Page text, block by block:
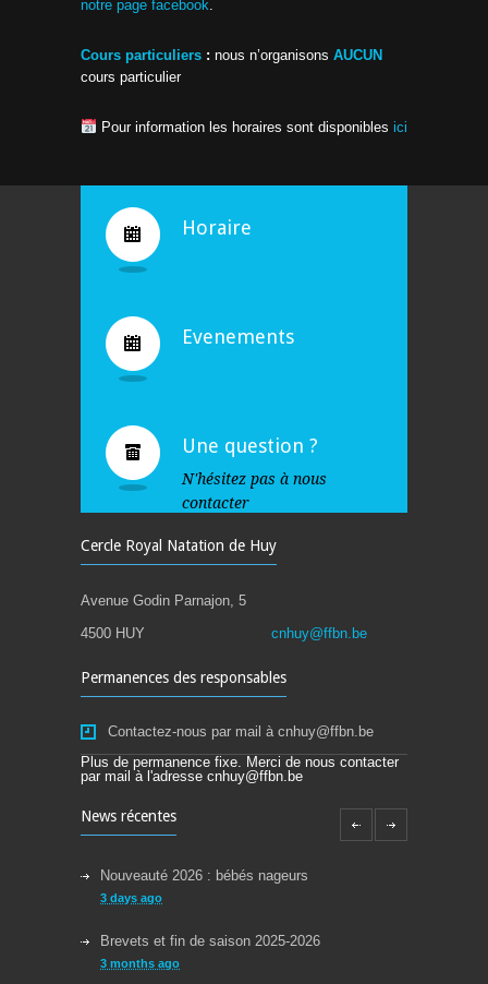
notre page facebook.
Cours particuliers : nous n’organisons AUCUN
cours particulier
Pour information les horaires sont disponibles ici
Horaire
Evenements
Une question ?
N'hésitez pas à nous
contacter
Cercle Royal Natation de Huy
Avenue Godin Parnajon, 5
4500 HUY
cnhuy@ffbn.be
Permanences des responsables
Contactez-nous par mail à cnhuy@ffbn.be
Plus de permanence fixe. Merci de nous contacter
par mail à l'adresse cnhuy@ffbn.be
News récentes
Nouveauté 2026 : bébés nageurs
3 days ago
Brevets et fin de saison 2025-2026
3 months ago